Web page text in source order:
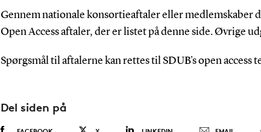
Gennem nationale konsortieaftaler eller medlemskaber
Open Access aftaler, der er listet på denne side. Øvrige
Spørgsmål til aftalerne kan rettes til SDUB's open access
Del siden på